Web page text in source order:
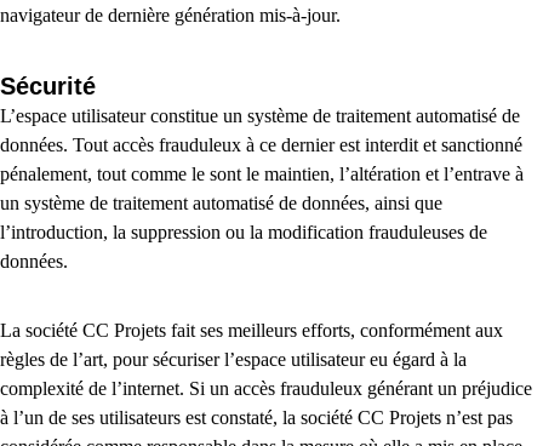
navigateur de dernière génération mis-à-jour.
Sécurité
L’espace utilisateur constitue un système de traitement automatisé de
données. Tout accès frauduleux à ce dernier est interdit et sanctionné
pénalement, tout comme le sont le maintien, l’altération et l’entrave à
un système de traitement automatisé de données, ainsi que
l’introduction, la suppression ou la modification frauduleuses de
données.
La société CC Projets fait ses meilleurs efforts, conformément aux
règles de l’art, pour sécuriser l’espace utilisateur eu égard à la
complexité de l’internet. Si un accès frauduleux générant un préjudice
à l’un de ses utilisateurs est constaté, la société CC Projets n’est pas